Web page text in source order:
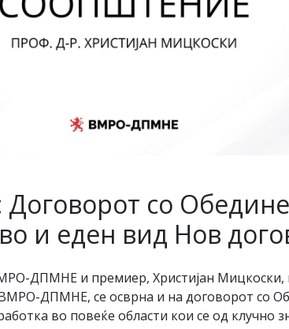
со
и еден вид Нов
ДПМНЕ и премиер, Христијан Мицкоски,
ДПМНЕ, се осврна и на договорот со
во повеќе области кои се од клучно